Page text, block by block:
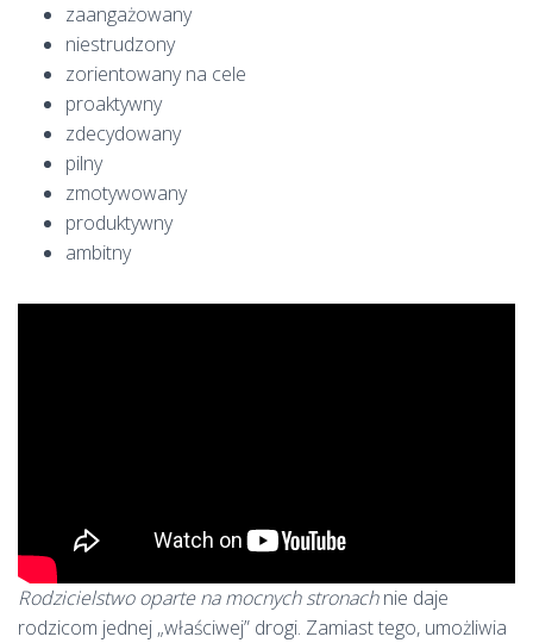
zaangażowany
niestrudzony
zorientowany na cele
proaktywny
zdecydowany
pilny
zmotywowany
produktywny
ambitny
Rodzicielstwo oparte na mocnych stronachnie daje
rodzicom jednej „właściwej” drogi. Zamiast tego, umożliwia